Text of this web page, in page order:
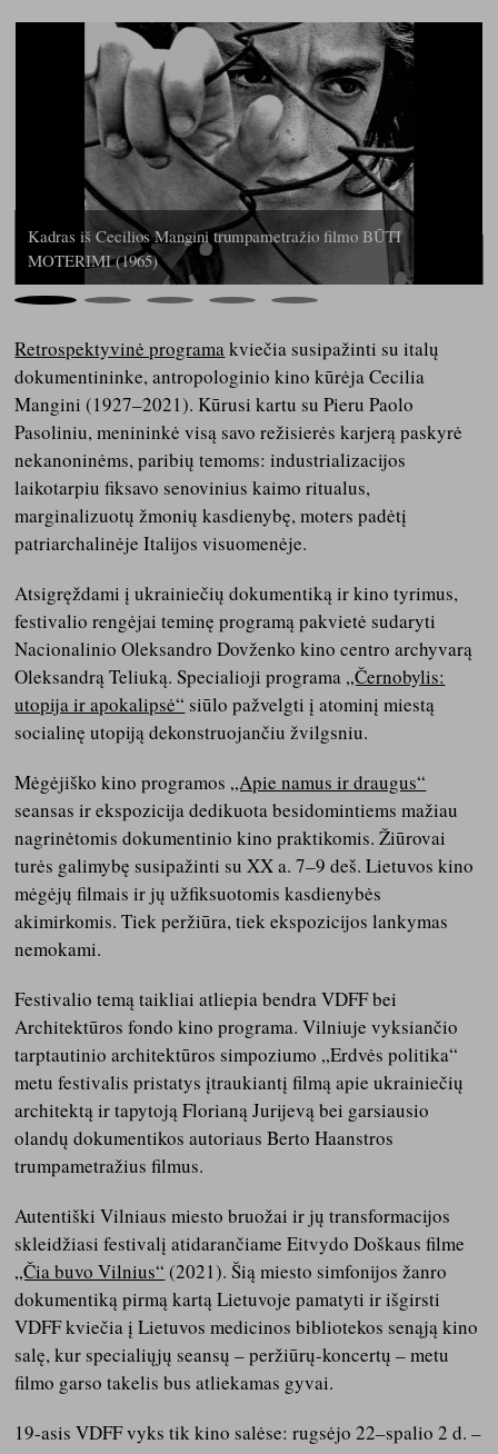
Kadras iš Cecilios Mangini trumpametražio filmo BŪTI
MOTERIMI (1965)
Retrospektyvinė programakviečia susipažinti su italų
dokumentininke, antropologinio kino kūrėja Cecilia
Mangini (1927–2021). Kūrusi kartu su Pieru Paolo
Pasoliniu, menininkė visą savo režisierės karjerą paskyrė
nekanoninėms, paribių temoms: industrializacijos
laikotarpiu fiksavo senovinius kaimo ritualus,
marginalizuotų žmonių kasdienybę, moters padėtį
patriarchalinėje Italijos visuomenėje.
Atsigręždami į ukrainiečių dokumentiką ir kino tyrimus,
festivalio rengėjai teminę programą pakvietė sudaryti
Nacionalinio Oleksandro Dovženko kino centro archyvarą
Oleksandrą Teliuką. Specialioji programa „Černobylis:
utopija ir apokalipsė“ siūlo pažvelgti į atominį miestą
socialinę utopiją dekonstruojančiu žvilgsniu.
Mėgėjiško kino programos „Apie namus ir draugus“
seansas ir ekspozicija dedikuota besidomintiems mažiau
nagrinėtomis dokumentinio kino praktikomis. Žiūrovai
turės galimybę susipažinti su XX a. 7–9 deš. Lietuvos kino
mėgėjų filmais ir jų užfiksuotomis kasdienybės
akimirkomis. Tiek peržiūra, tiek ekspozicijos lankymas
nemokami.
Festivalio temą taikliai atliepia bendra VDFF bei
Architektūros fondo kino programa. Vilniuje vyksiančio
tarptautinio architektūros simpoziumo „Erdvės politika“
metu festivalis pristatys įtraukiantį filmą apie ukrainiečių
architektą ir tapytoją Florianą Jurijevą bei garsiausio
olandų dokumentikos autoriaus Berto Haanstros
trumpametražius filmus.
Autentiški Vilniaus miesto bruožai ir jų transformacijos
skleidžiasi festivalį atidarančiame Eitvydo Doškaus filme
„Čia buvo Vilnius“ (2021). Šią miesto simfonijos žanro
dokumentiką pirmą kartą Lietuvoje pamatyti ir išgirsti
VDFF kviečia į Lietuvos medicinos bibliotekos senąją kino
salę, kur specialiųjų seansų – peržiūrų-koncertų – metu
filmo garso takelis bus atliekamas gyvai.
19-asis VDFF vyks tik kino salėse: rugsėjo 22–spalio 2 d. –